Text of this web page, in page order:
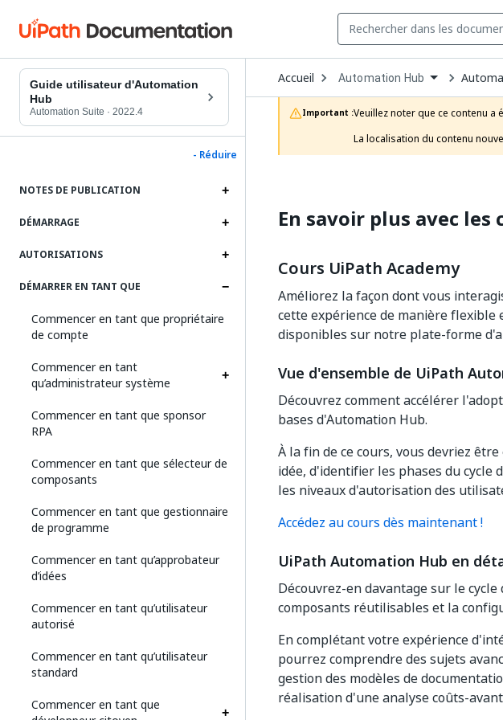
Guide utilisateur d'Automation
Hub
Automation Suite · 2022.4
- Réduire
NOTES DE PUBLICATION
DÉMARRAGE
AUTORISATIONS
DÉMARRER EN TANT QUE
Commencer en tant que propriétaire
de compte
Commencer en tant
qu’administrateur système
Commencer en tant que sponsor
RPA
Commencer en tant que sélecteur de
composants
Commencer en tant que gestionnaire
de programme
Commencer en tant qu’approbateur
d’idées
Commencer en tant qu’utilisateur
autorisé
Commencer en tant qu’utilisateur
standard
Commencer en tant que
Accueil Open
Dropdown
to
choose
product
Automation Hub
Important :Veuillez noter que ce contenu a
La localisation du contenu
En savoir plus avec les
Cours UiPath Academy
Améliorez la façon dont vous
cette expérience de manière
disponibles sur notre plate-forme
Vue d'ensemble de UiPath
Découvrez comment accélérer
bases d'Automation Hub.
À la fin de ce cours, vous devriez
idée, d'identifier les phases du
les niveaux d'autorisation des
Accédez au cours dès maintenant !
UiPath Automation Hub en
Découvrez-en davantage sur le
composants réutilisables et la
En complétant votre expérience
pourrez comprendre des sujets
gestion des modèles de
réalisation d'une analyse coûts-